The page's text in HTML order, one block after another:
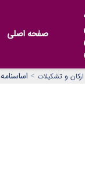
صفحه اصلی
ارکان و تشکیلات > اساسنامه